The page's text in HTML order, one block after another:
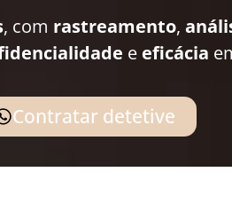
, com rastreamento,
e eficácia
Contratar detetive